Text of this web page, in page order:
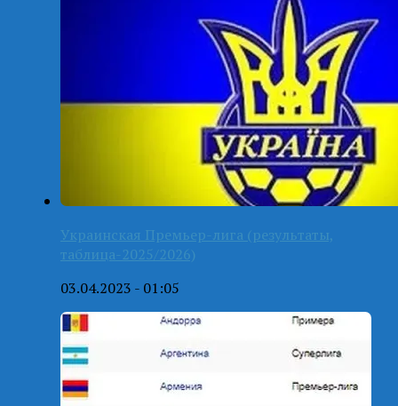
Украинская Премьер-лига (результаты,
таблица-2025/2026)
03.04.2023 - 01:05